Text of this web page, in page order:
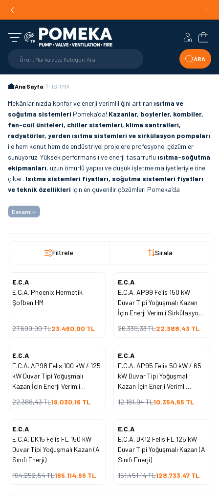
TR
ARA
Hesabım
Ana Sayfa ISITMA
Mekânlarınızda konfor ve enerji verimliliğini artıran ısıtma ve
soğutma sistemleri Pomeka’da! Kazanlar, boylerler, kombiler,
fan-coil üniteleri, chiller sistemleri, klima santralleri,
radyatörler, yerden ısıtma sistemleri ve sirkülasyon pompaları
ile hem konut hem de endüstriyel projelere profesyonel çözümler
sunuyoruz. Yüksek performanslı ve enerji tasarruflu ısıtma-soğutma
ekipmanları, uzun ömürlü yapısı ve düşük işletme maliyetleriyle öne
çıkar. Isıtma sistemleri fiyatları, soğutma sistemleri fiyatları
ve teknik özellikleri için en güvenilir çözümleri Pomeka’da
Devamı
Filtrele Sırala
% 15
İndirim
E.C.A
E.C.A. Phoenix Hermetik
Şofben HM
27.600,00TL23.460,00 TL
% 15
İndirim
E.C.A
E.C.A. AP99 Felis 150 kW
Duvar Tipi Yoğuşmalı Kazan
İçin Enerji Verimli Sirkülasyon
26.339,33TL22.388,43 TL
% 15
İndirim
E.C.A
E.C.A. AP98 Felis 100 kW / 125
kW Duvar Tipi Yoğuşmalı
Kazan İçin Enerji Verimli
22.388,43TL19.030,16 TL
% 15
İndirim
E.C.A
E.C.A. AP95 Felis 50 kW / 65
kW Duvar Tipi Yoğuşmalı
Kazan İçin Enerji Verimli
12.181,94TL10.354,65 TL
% 15
İndirim
E.C.A
E.C.A. DK15 Felis FL 150 kW
Duvar Tipi Yoğuşmalı Kazan (A
Sınıfı Enerji)
194.252,54TL165.114,66 TL
% 15
İndirim
E.C.A
E.C.A. DK12 Felis FL 125 kW
Duvar Tipi Yoğuşmalı Kazan (A
Sınıfı Enerji)
151.451,14TL128.733,47 TL